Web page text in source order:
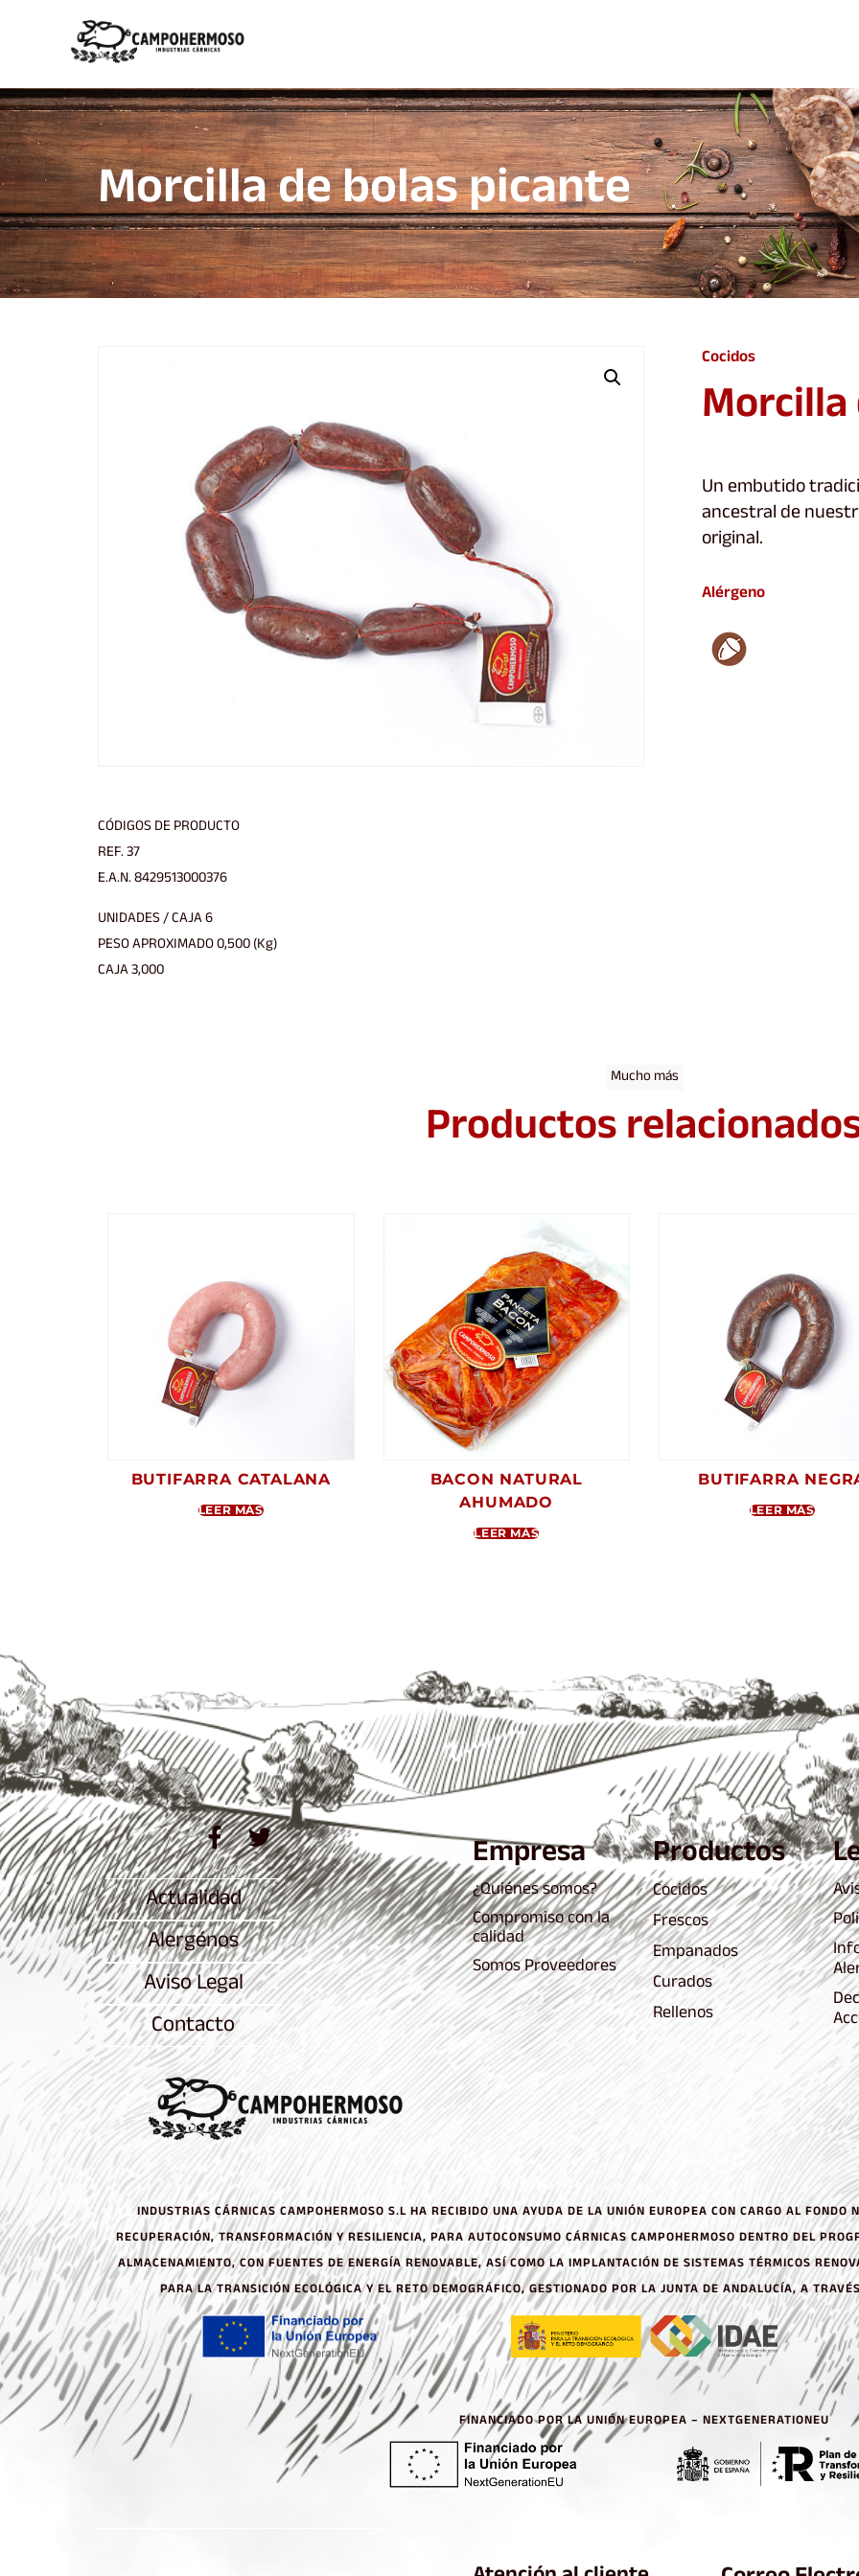
Morcilla de bolas picante
Cocidos
Un embutido
ancestral de
original.
Alérgeno
CÓDIGOS DE PRODUCTO
REF. 37
E.A.N. 8429513000376
UNIDADES / CAJA 6
PESO APROXIMADO 0,500 (Kg)
CAJA 3,000
Mucho más
Productos
BUTIFARRA CATALANA
LEER MÁS
BACON NATURAL
AHUMADO
LEER MÁS
BUTIFARRA
LEER MÁS
Actualidad
Alergénos
Aviso Legal
Contacto
Empresa
¿Quiénes somos?
Compromiso con la
calidad
Somos Proveedores
Productos
Cocidos
Frescos
Empanados
Curados
Rellenos
INDUSTRIAS CÁRNICAS CAMPOHERMOSO S.L HA RECIBIDO UNA AYUDA DE LA UNIÓN EUROPEA CON CARGO AL FONDO
RECUPERACIÓN, TRANSFORMACIÓN Y RESILIENCIA, PARA AUTOCONSUMO CÁRNICAS CAMPOHERMOSO DENTRO DEL
ALMACENAMIENTO, CON FUENTES DE ENERGÍA RENOVABLE, ASÍ COMO LA IMPLANTACIÓN DE SISTEMAS TÉRMICOS
PARA LA TRANSICIÓN ECOLÓGICA Y EL RETO DEMOGRÁFICO, GESTIONADO POR LA JUNTA DE ANDALUCÍA, A
FINANCIADO POR LA UNIÓN EUROPEA – NEXTGENERATIONEU